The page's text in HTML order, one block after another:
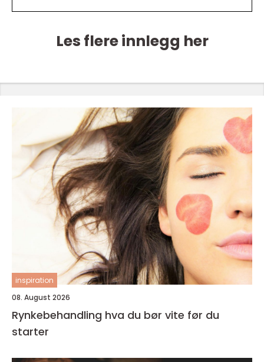
Les flere innlegg her
inspiration
08. August 2026
Rynkebehandling hva du bør vite før du
starter